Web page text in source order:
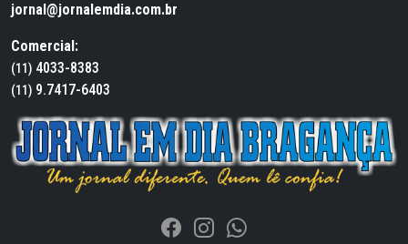
jornal@jornalemdia.com.br
Comercial:
(11) 4033-8383
(11) 9.7417-6403